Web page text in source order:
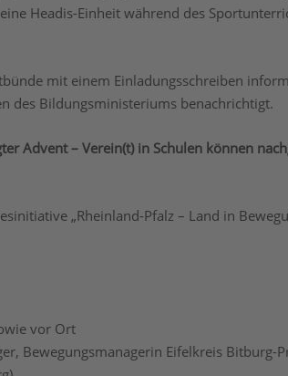
Headis-Einheit während des
mit einem Einladungsschreiben
des Bildungsministeriums benachrichtigt.
Advent – Verein(t) in Schulen können
„Rheinland-Pfalz – Land in
vor Ort
Bewegungsmanagerin Eifelkreis Bitburg-